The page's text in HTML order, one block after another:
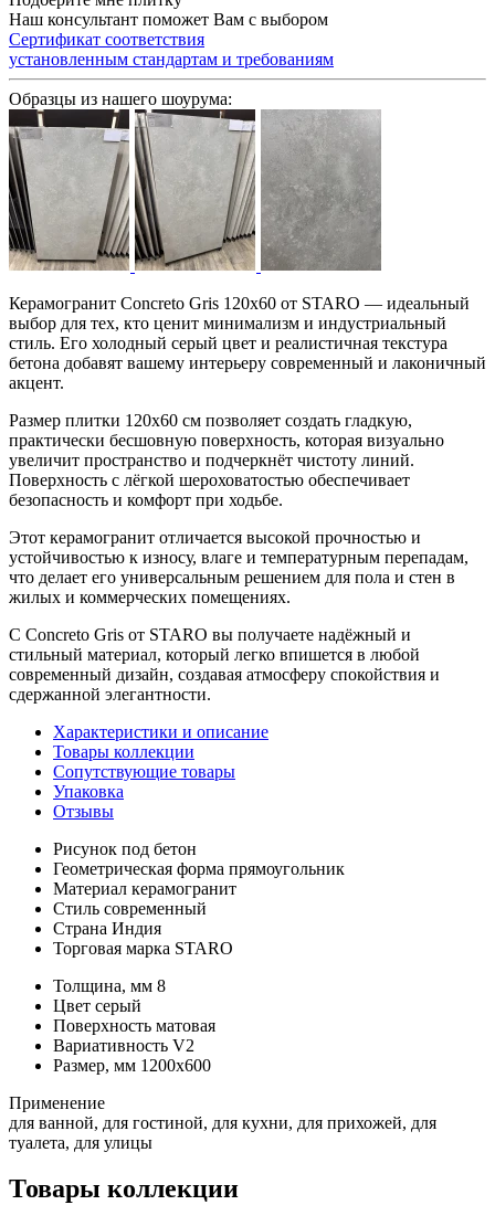
Наш консультант поможет Вам с выбором
Сертификат соответствия
установленным стандартам и требованиям
Образцы из нашего шоурума:
Керамогранит Concreto Gris 120x60 от STARO — идеальный
выбор для тех, кто ценит минимализм и индустриальный
стиль. Его холодный серый цвет и реалистичная текстура
бетона добавят вашему интерьеру современный и лаконичный
акцент.
Размер плитки 120x60 см позволяет создать гладкую,
практически бесшовную поверхность, которая визуально
увеличит пространство и подчеркнёт чистоту линий.
Поверхность с лёгкой шероховатостью обеспечивает
безопасность и комфорт при ходьбе.
Этот керамогранит отличается высокой прочностью и
устойчивостью к износу, влаге и температурным перепадам,
что делает его универсальным решением для пола и стен в
жилых и коммерческих помещениях.
С Concreto Gris от STARO вы получаете надёжный и
стильный материал, который легко впишется в любой
современный дизайн, создавая атмосферу спокойствия и
сдержанной элегантности.
Характеристики и описание
Товары коллекции
Сопутствующие товары
Упаковка
Отзывы
Рисунок под бетон
Геометрическая форма прямоугольник
Материал керамогранит
Стиль современный
Страна Индия
Торговая марка STARO
Толщина, мм 8
Цвет серый
Поверхность матовая
Вариативность V2
Размер, мм 1200х600
Применение
для ванной, для гостиной, для кухни, для прихожей, для
туалета, для улицы
Товары коллекции